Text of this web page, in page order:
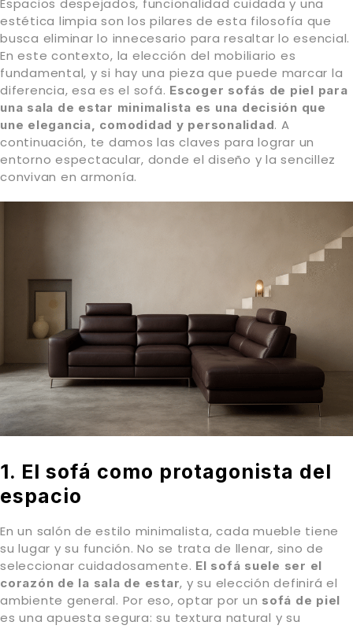
estética limpia son los pilares de esta filosofía que
busca eliminar lo innecesario para resaltar lo esencial.
En este contexto, la elección del mobiliario es
fundamental, y si hay una pieza que puede marcar la
diferencia, esa es el sofá. Escoger sofás de piel para
una sala de estar minimalista es una decisión que
une elegancia, comodidad y personalidad. A
continuación, te damos las claves para lograr un
entorno espectacular, donde el diseño y la sencillez
convivan en armonía.
1. El sofá como protagonista del
espacio
En un salón de estilo minimalista, cada mueble tiene
su lugar y su función. No se trata de llenar, sino de
seleccionar cuidadosamente. El sofá suele ser el
corazón de la sala de estar, y su elección definirá el
ambiente general. Por eso, optar por un sofá de piel
es una apuesta segura: su textura natural y su